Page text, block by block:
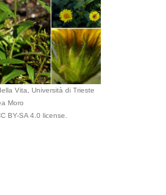
Vita, Università di Trieste
Moro
BY-SA 4.0 license.